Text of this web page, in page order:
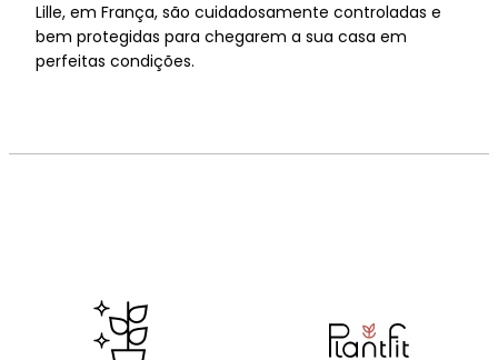
Lille, em França, são cuidadosamente controladas e
bem protegidas para chegarem a sua casa em
perfeitas condições.